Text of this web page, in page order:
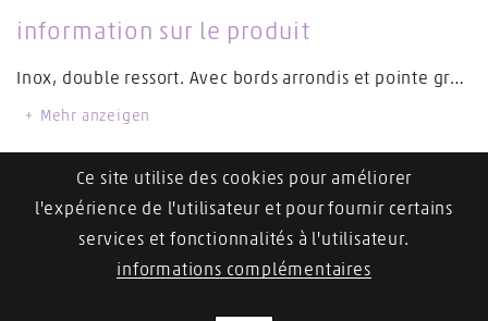
information sur le produit
Inox, double ressort. Avec bords arrondis et pointe grossière. Convient également pour les coins à ongles plus épais.
Traitement des instruments
Mehr anzeigen
Ce site utilise des cookies pour améliorer
l'expérience de l'utilisateur et pour fournir certains
services et fonctionnalités à l'utilisateur.
informations complémentaires